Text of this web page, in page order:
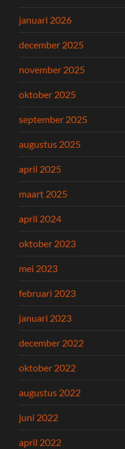
januari 2026
december 2025
november 2025
oktober 2025
september 2025
augustus 2025
april 2025
maart 2025
april 2024
oktober 2023
mei 2023
februari 2023
januari 2023
december 2022
oktober 2022
augustus 2022
juni 2022
april 2022